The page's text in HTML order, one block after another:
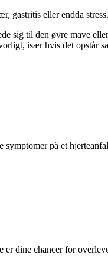
gastritis eller endda
sig til den øvre mave
især hvis det opstår
på et
dine chancer for